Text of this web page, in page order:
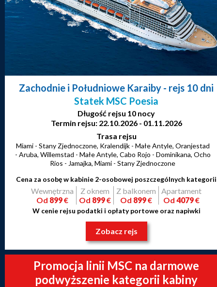
Zachodnie i Południowe Karaiby - rejs 10 dni
Statek MSC Poesia
Długość rejsu 10 nocy
Termin rejsu: 22.10.2026 - 01.11.2026
Trasa rejsu
Miami - Stany Zjednoczone, Kralendijk - Małe Antyle, Oranjestad
- Aruba, Willemstad - Małe Antyle, Cabo Rojo - Dominikana, Ocho
Rios - Jamajka, Miami - Stany Zjednoczone
Cena za osobę w kabinie 2-osobowej poszczególnych kategorii
Wewnętrzna
Od 899€
Z oknem
Od 899€
Z balkonem
Od 899€
Apartament
Od 4079€
W cenie rejsu podatki i opłaty portowe oraz napiwki
Zobacz rejs
Promocja linii MSC na darmowe
podwyższenie kategorii kabiny